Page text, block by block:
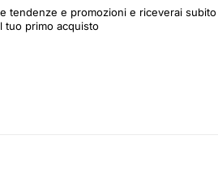
tendenze e promozioni e riceverai subito
tuo primo acquisto